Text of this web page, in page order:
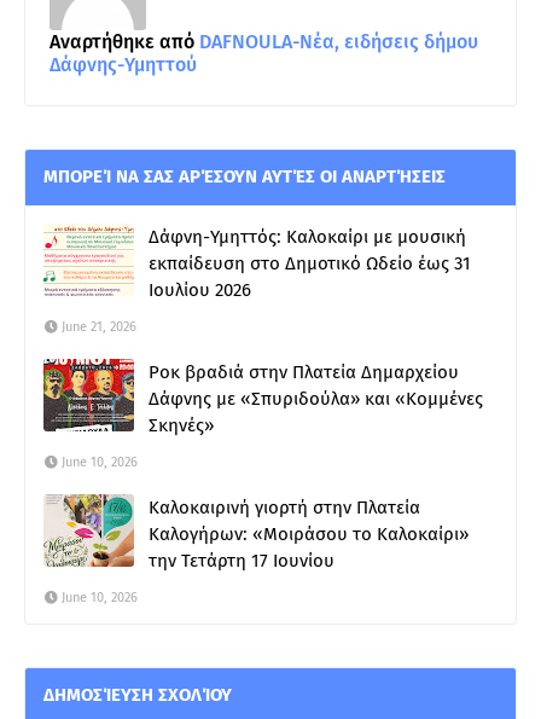
Αναρτήθηκε από DAFNOULA-Νέα, ειδήσεις δήμου
Δάφνης-Υμηττού
ΜΠΟΡΕΊ ΝΑ ΣΑΣ ΑΡΈΣΟΥΝ ΑΥΤΈΣ ΟΙ ΑΝΑΡΤΉΣΕΙΣ
Δάφνη-Υμηττός: Καλοκαίρι με μουσική
εκπαίδευση στο Δημοτικό Ωδείο έως 31
Ιουλίου 2026
June 21, 2026
Ροκ βραδιά στην Πλατεία Δημαρχείου
Δάφνης με «Σπυριδούλα» και «Κομμένες
Σκηνές»
June 10, 2026
Καλοκαιρινή γιορτή στην Πλατεία
Καλογήρων: «Μοιράσου το Καλοκαίρι»
την Τετάρτη 17 Ιουνίου
June 10, 2026
ΔΗΜΟΣΊΕΥΣΗ ΣΧΟΛΊΟΥ